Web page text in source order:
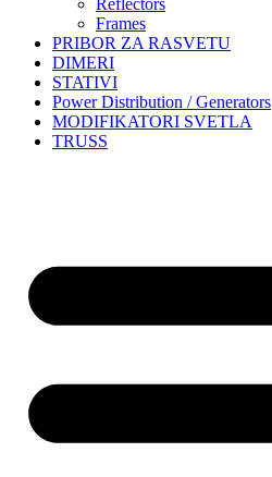
Frames
PRIBOR ZA RASVETU
DIMERI
STATIVI
Power Distribution / Generators
MODIFIKATORI SVETLA
TRUSS